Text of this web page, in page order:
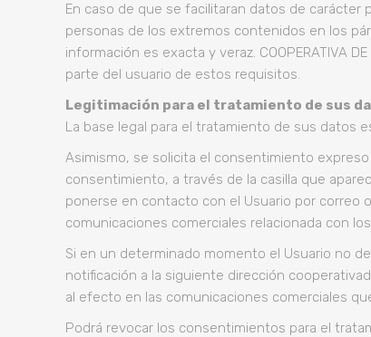
En caso de que se facilitaran datos de
personas de los extremos contenidos en los
información es exacta y veraz. COOPERATIVA
parte del usuario de estos requisitos.
Legitimación para el tratamiento de sus
La base legal para el tratamiento de sus datos
Asimismo, se solicita el consentimiento
consentimiento, a través de la casilla que
ponerse en contacto con el Usuario por correo
comunicaciones comerciales relacionada con
Si en un determinado momento el Usuario no
notificación a la siguiente dirección
al efecto en las comunicaciones comerciales
Podrá revocar los consentimientos para el